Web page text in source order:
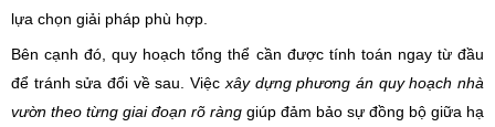
lựa chọn giải pháp phù hợp.
Bên cạnh đó, quy hoạch tổng thể cần được tính toán ngay từ đầu
để tránh sửa đổi về sau. Việc xây dựng phương án quy hoạch nhà
vườn theo từng giai đoạn rõ ràng giúp đảm bảo sự đồng bộ giữa hạ